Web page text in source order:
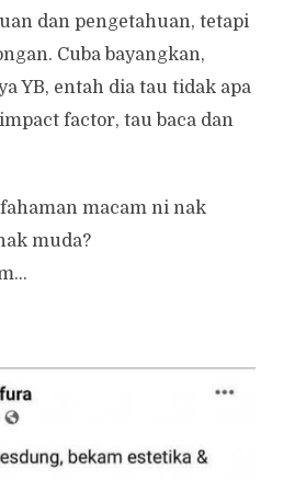
dan pengetahuan, tetapi
Cuba bayangkan,
YB, entah dia tau tidak apa
factor, tau baca dan
macam ni nak
muda?